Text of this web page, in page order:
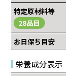
特定原材料等
28品目
お日保ち目安
栄養成分表示